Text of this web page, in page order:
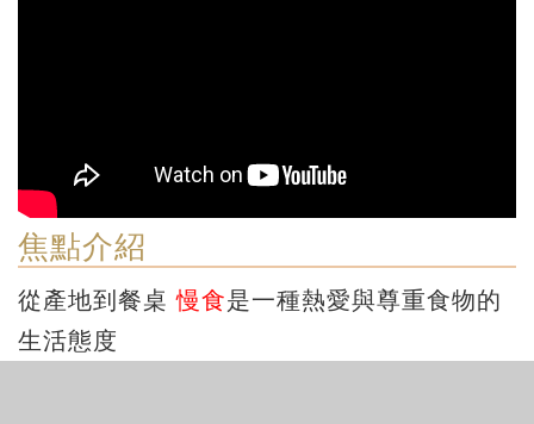
焦點介紹
從產地到餐桌慢食是一種熱愛與尊重食物的
生活態度